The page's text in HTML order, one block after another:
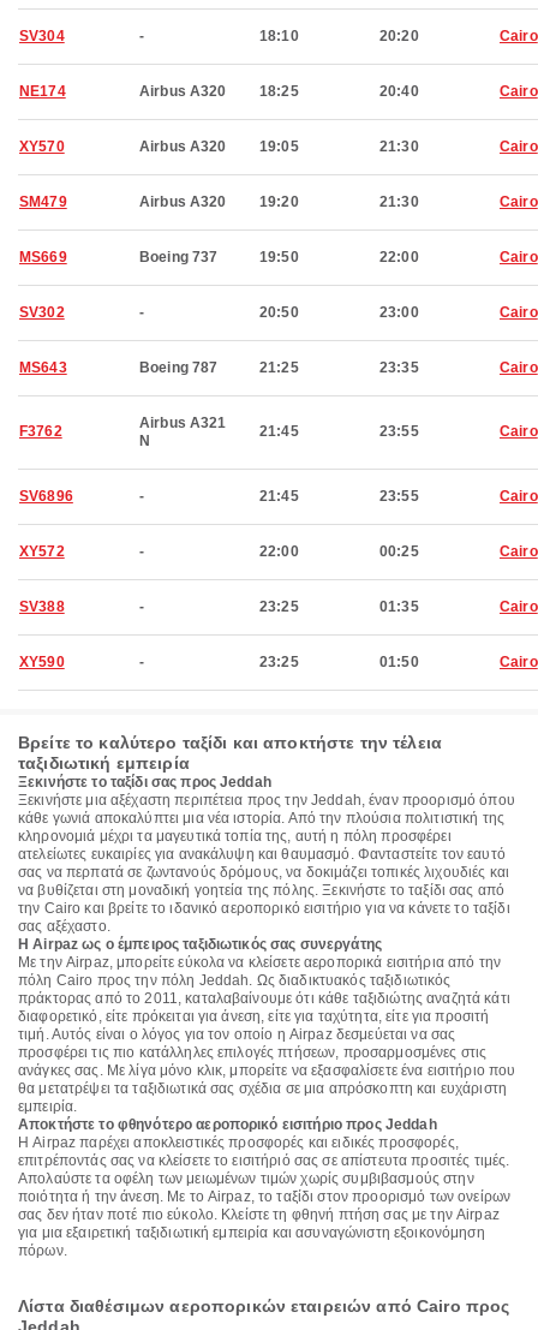
SV304 - 18:10 20:20 Cairo
NE174 Airbus A320 18:25 20:40 Cairo
XY570 Airbus A320 19:05 21:30 Cairo
SM479 Airbus A320 19:20 21:30 Cairo
MS669 Boeing 737 19:50 22:00 Cairo
SV302 - 20:50 23:00 Cairo
MS643 Boeing 787 21:25 23:35 Cairo
F3762
Airbus A321
N
21:45 23:55 Cairo
SV6896 - 21:45 23:55 Cairo
XY572 - 22:00 00:25 Cairo
SV388 - 23:25 01:35 Cairo
XY590 - 23:25 01:50 Cairo
Βρείτε το καλύτερο ταξίδι και αποκτήστε την τέλεια
ταξιδιωτική εμπειρία
Ξεκινήστε το ταξίδι σας προς Jeddah
Ξεκινήστε μια αξέχαστη περιπέτεια προς την Jeddah, έναν προορισμό όπου
κάθε γωνιά αποκαλύπτει μια νέα ιστορία. Από την πλούσια πολιτιστική της
κληρονομιά μέχρι τα μαγευτικά τοπία της, αυτή η πόλη προσφέρει
ατελείωτες ευκαιρίες για ανακάλυψη και θαυμασμό. Φανταστείτε τον εαυτό
σας να περπατά σε ζωντανούς δρόμους, να δοκιμάζει τοπικές λιχουδιές και
να βυθίζεται στη μοναδική γοητεία της πόλης. Ξεκινήστε το ταξίδι σας από
την Cairo και βρείτε το ιδανικό αεροπορικό εισιτήριο για να κάνετε το ταξίδι
σας αξέχαστο.
Η Airpaz ως ο έμπειρος ταξιδιωτικός σας συνεργάτης
Με την Airpaz, μπορείτε εύκολα να κλείσετε αεροπορικά εισιτήρια από την
πόλη Cairo προς την πόλη Jeddah. Ως διαδικτυακός ταξιδιωτικός
πράκτορας από το 2011, καταλαβαίνουμε ότι κάθε ταξιδιώτης αναζητά κάτι
διαφορετικό, είτε πρόκειται για άνεση, είτε για ταχύτητα, είτε για προσιτή
τιμή. Αυτός είναι ο λόγος για τον οποίο η Airpaz δεσμεύεται να σας
προσφέρει τις πιο κατάλληλες επιλογές πτήσεων, προσαρμοσμένες στις
ανάγκες σας. Με λίγα μόνο κλικ, μπορείτε να εξασφαλίσετε ένα εισιτήριο που
θα μετατρέψει τα ταξιδιωτικά σας σχέδια σε μια απρόσκοπτη και ευχάριστη
εμπειρία.
Αποκτήστε το φθηνότερο αεροπορικό εισιτήριο προς Jeddah
Η Airpaz παρέχει αποκλειστικές προσφορές και ειδικές προσφορές,
επιτρέποντάς σας να κλείσετε το εισιτήριό σας σε απίστευτα προσιτές τιμές.
Απολαύστε τα οφέλη των μειωμένων τιμών χωρίς συμβιβασμούς στην
ποιότητα ή την άνεση. Με το Airpaz, το ταξίδι στον προορισμό των ονείρων
σας δεν ήταν ποτέ πιο εύκολο. Κλείστε τη φθηνή πτήση σας με την Airpaz
για μια εξαιρετική ταξιδιωτική εμπειρία και ασυναγώνιστη εξοικονόμηση
πόρων.
Λίστα διαθέσιμων αεροπορικών εταιρειών από Cairo προς